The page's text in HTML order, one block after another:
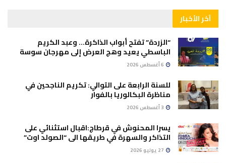
آخر الأخبار
“الزردة” تفتح أبواب الذاكرة… وعبد الكريم
الباسطي يعيد وهج العرض إلى مهرجان سوسة
للسنة الرابعة على التوالي: تكريم الناجحين في
مناظرة البكالوريا بالفوار
يسرا المحنوش في قرطاج:اقبال استثنائي على
التذاكر والسهرة في طريقها الى “الصولد اوت”